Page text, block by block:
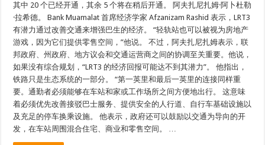
其中 20 个已经开通，其余 5 个将在稍后开通。 阿夫扎尼扎姆·阿卜杜勒
·拉希德。 Bank Muamalat 首席经济学家 Afzanizam Rashid 表示，LRT3
有潜力通过改善交通来增强巴生的经济。 “轻轨站也可以被视为房地产
游戏，因为它们提供零售空间，”他说。 不过，阿夫扎尼扎姆表示，联
邦政府、州政府、地方议会和交通运营商之间的协调至关重要。他说，
如果没有综合规划，“LRT3 的经济回报可能达不到其潜力”。 他指出，
铁路只是生态系统的一部分。 “第一英里和最后一英里的连接同样重
要。通勤者必须能够在车站和家或工作场所之间方便地出行。 这意味
着必须优先改善接驳巴士服务、提供安全的人行道、自行车基础设施以
及充足的停车换乘设施。 他表示，政府还可以鼓励以交通为导向的开
发，在车站周围混合住宅、商业和零售空间。 …